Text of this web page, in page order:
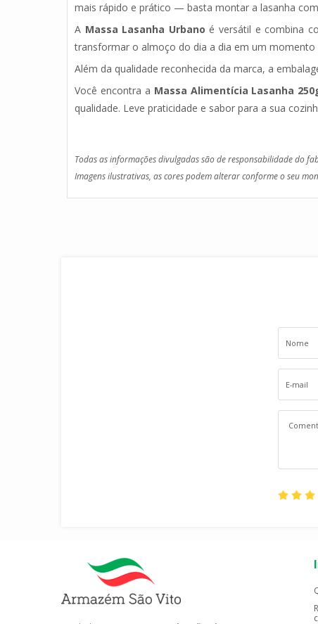
mais rápido e prático — basta montar a lasanha
A Massa Lasanha Urbano é versátil e combina
transformar o almoço do dia a dia em um momento
Além da qualidade reconhecida da marca, a
Você encontra a Massa Alimentícia Lasanha
qualidade. Leve praticidade e sabor para a sua
Todas as informações divulgadas são de responsabilidade do
Imagens ilustrativas, as cores podem alterar conforme o seu